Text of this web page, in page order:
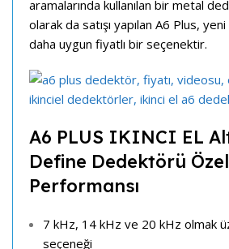
aramalarında kullanılan bir metal
olarak da satışı yapılan A6 Plus,
daha uygun fiyatlı bir seçenektir.
A6 PLUS IKINCI EL
Define Dedektörü
Performansı
7 kHz, 14 kHz ve 20 kHz olmak
seçeneği